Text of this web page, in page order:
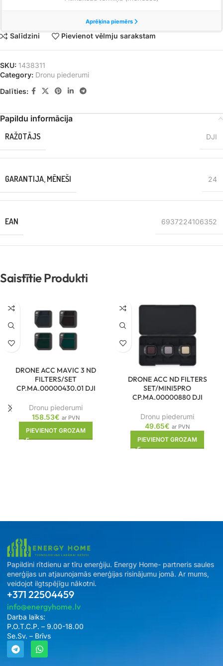
Salīdzini Pievienot vēlmju sarakstam
SKU: 1438311
Category: Dronu piederumi
Dalīties:
Papildu informācija
RAŽOTĀJS
DJI
GARANTIJA, MĒNEŠI 24
EAN 6937224106352
Saistītie Produkti
DRONE ACC MAVIC 3 ND
FILTERS/SET
CP.MA.00000430.01 DJI
Dronu piederumi
158.53€ ar PVN
PIEVIENOT GROZAM
DRONE ACC ND FILTERS
SET/MINI5PRO
CP.MA.00000880 DJI
Dronu piederumi
49.65€ ar PVN
PIEVIENOT GROZAM
Papildini rītdienu ar tīru enerģiju. Energy Home- partneris saules
enerģijas un atjaunojamās enerģijas risinājumu jomā. Ar mums,
veidojot ilgtspējīgu nākotni.
+371 22504459
info@energyhome.lv
Darba laiks:
P.O.T.C.P. – 9.00-18.00
Se.Sv. – Brīvs